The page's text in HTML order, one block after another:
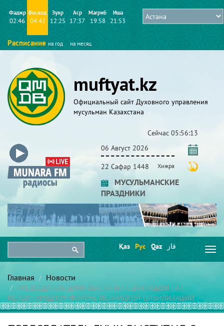
Фаджр
02:46
Восход
04:42
Зухр
12:25
Аср
17:37
Магриб
19:58
Иша
21:53
Расписание на год на месяц
muftyat.kz
Официальный сайт Духовного управления
мусульман Казахстана
Сейчас 05:56:14
06 Август 2026
22 Сафар 1448 Хижра
МУСУЛЬМАНСКИЕ
ПРАЗДНИКИ
Қаз Рус Qaz قاز
Главная Новости
ПРЕДСЕДАТЕЛЬ ДУМК ВЫСТУПИЛ С ДОКЛАДОМ НА І
МЕЖДУНАРОДНОМ ФОРУМЕ ИСЛАМСКОЙ ЦИВИЛИЗАЦИИ